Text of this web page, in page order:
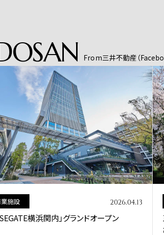
From三井不動産（
の他 2026.04.01
動産カレンダー「和が街、和が故郷（ふる